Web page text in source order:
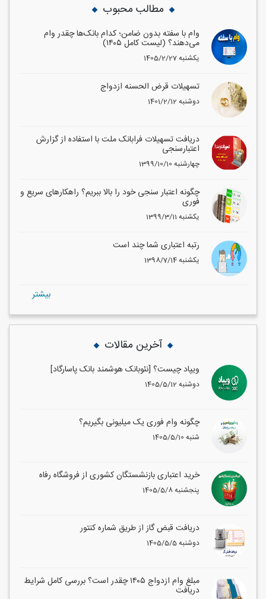
مطالب محبوب
وام با سفته بدون ضامن؛ کدام بانک‌ها چقدر وام
می‌دهند؟ (لیست کامل ۱۴۰۵)
1405/2/27 یکشنبه
تسهیلات قرض الحسنه ازدواج
1401/2/12 دوشنبه
دریافت تسهیلات فرابانک ملت با استفاده از گزارش
اعتبارسنجی
1399/10/10 چهارشنبه
چگونه اعتبار سنجی خود را بالا ببریم؟ راهکارهای سریع و
فوری
1399/3/11 یکشنبه
رتبه اعتباری شما چند است
1398/7/14 یکشنبه
بيشتر
آخرین مقالات
ویپاد چیست؟ [نئوبانک هوشمند بانک پاسارگاد]
1405/5/12 دوشنبه
چگونه وام فوری یک میلیونی بگیریم؟
1405/5/10 شنبه
خرید اعتباری بازنشستگان کشوری از فروشگاه رفاه
1405/5/8 پنجشنبه
دریافت قبض گاز از طریق شماره کنتور
1405/5/5 دوشنبه
مبلغ وام ازدواج ۱۴۰۵ چقدر است؟ بررسی کامل شرایط
دریافت